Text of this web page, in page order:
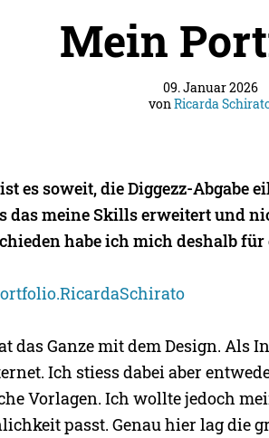
Mein
09. Januar 2026
vonRicarda
es soweit, die Diggezz-Abgabe
das meine Skills erweitert und
habe ich mich deshalb
das Ganze mit dem Design. Als
Ich stiess dabei aber
Vorlagen. Ich wollte jedoch
passt. Genau hier lag die